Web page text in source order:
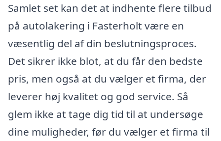
Samlet set kan det at indhente flere tilbud
på autolakering i Fasterholt være en
væsentlig del af din beslutningsproces.
Det sikrer ikke blot, at du får den bedste
pris, men også at du vælger et firma, der
leverer høj kvalitet og god service. Så
glem ikke at tage dig tid til at undersøge
dine muligheder, før du vælger et firma til